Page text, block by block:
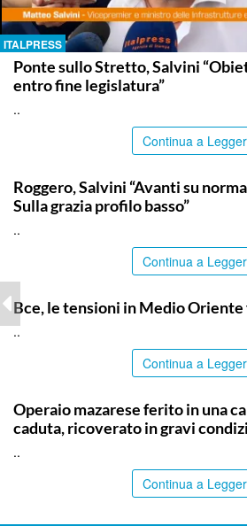
ITALPRESS
Ponte sullo Stretto, Salvini
entro fine legislatura”
..
Continua a
Roggero, Salvini “Avanti su
Sulla grazia profilo basso”
..
Continua a
ITALPRESS
Bce, le tensioni in Medio
..
Continua a
Operaio mazarese ferito in una
caduta, ricoverato in gravi
..
Continua a